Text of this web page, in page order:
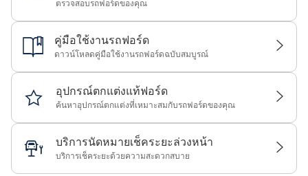
ตรวจสอบรถฟอร์ดของคุณ
คู่มือใช้งานรถฟอร์ด
ดาวน์โหลดคู่มือใช้งานรถฟอร์ดฉบับสมบูรณ์
อุปกรณ์ตกแต่งแท้ฟอร์ด
ค้นหาอุปกรณ์ตกแต่งที่เหมาะสมกับรถฟอร์ดของคุณ
บริการนัดหมายเช็คระยะล่วงหน้า
บริการเช็คระยะด้วยความสะดวกสบาย